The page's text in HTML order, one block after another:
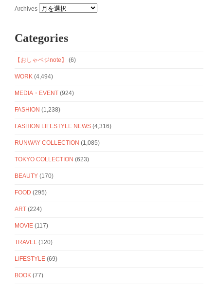
Archives
Categories
【おしゃベジnote】 (6)
WORK (4,494)
MEDIA・EVENT (924)
FASHION (1,238)
FASHION LIFESTYLE NEWS (4,316)
RUNWAY COLLECTION (1,085)
TOKYO COLLECTION (623)
BEAUTY (170)
FOOD (295)
ART (224)
MOVIE (117)
TRAVEL (120)
LIFESTYLE (69)
BOOK (77)